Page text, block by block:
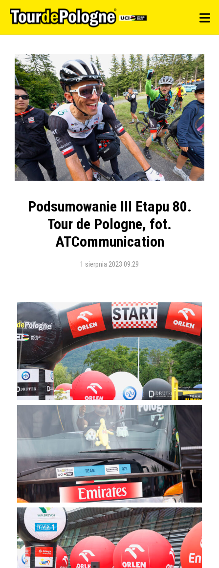
Podsumowanie III Etapu 80.
Tour de Pologne, fot.
ATCommunication
1 sierpnia 2023 09:29